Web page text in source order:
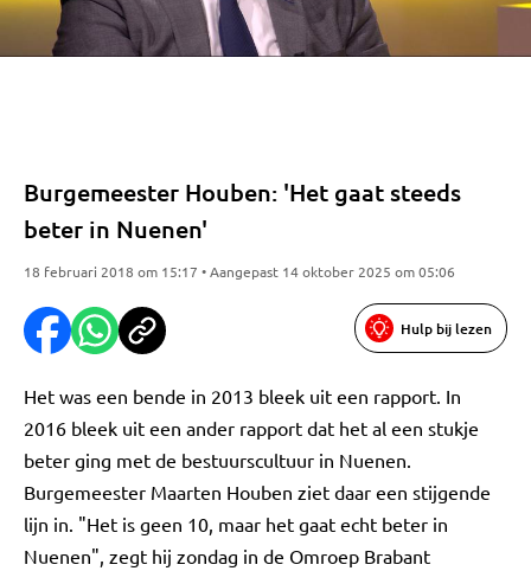
Burgemeester Houben: 'Het gaat steeds
beter in Nuenen'
18 februari 2018 om 15:17 • Aangepast 14 oktober 2025 om 05:06
Hulp bij lezen
Het was een bende in 2013 bleek uit een rapport. In
2016 bleek uit een ander rapport dat het al een stukje
beter ging met de bestuurscultuur in Nuenen.
Burgemeester Maarten Houben ziet daar een stijgende
lijn in. "Het is geen 10, maar het gaat echt beter in
Nuenen", zegt hij zondag in de Omroep Brabant